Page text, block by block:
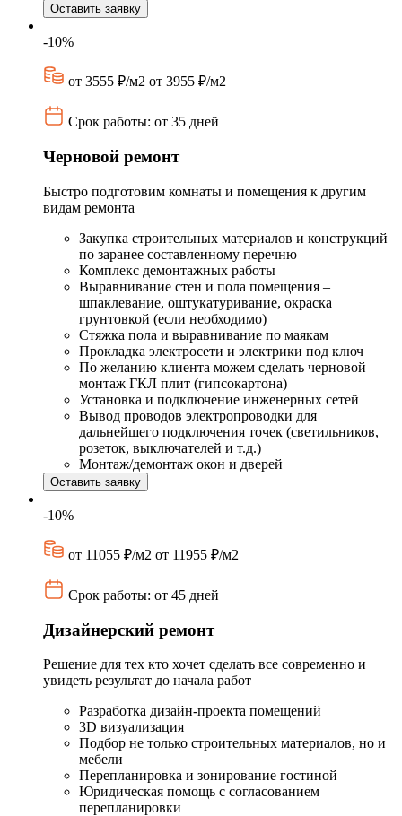
Оставить заявку
-10%
от 3555 ₽/м2 от 3955 ₽/м2
Срок работы: от 35 дней
Черновой ремонт
Быстро подготовим комнаты и помещения к другим
видам ремонта
Закупка строительных материалов и конструкций
по заранее составленному перечню
Комплекс демонтажных работы
Выравнивание стен и пола помещения –
шпаклевание, оштукатуривание, окраска
грунтовкой (если необходимо)
Стяжка пола и выравнивание по маякам
Прокладка электросети и электрики под ключ
По желанию клиента можем сделать черновой
монтаж ГКЛ плит (гипсокартона)
Установка и подключение инженерных сетей
Вывод проводов электропроводки для
дальнейшего подключения точек (светильников,
розеток, выключателей и т.д.)
Монтаж/демонтаж окон и дверей
Оставить заявку
-10%
от 11055 ₽/м2 от 11955 ₽/м2
Срок работы: от 45 дней
Дизайнерский ремонт
Решение для тех кто хочет сделать все современно и
увидеть результат до начала работ
Разработка дизайн-проекта помещений
3D визуализация
Подбор не только строительных материалов, но и
мебели
Перепланировка и зонирование гостиной
Юридическая помощь с согласованием
перепланировки